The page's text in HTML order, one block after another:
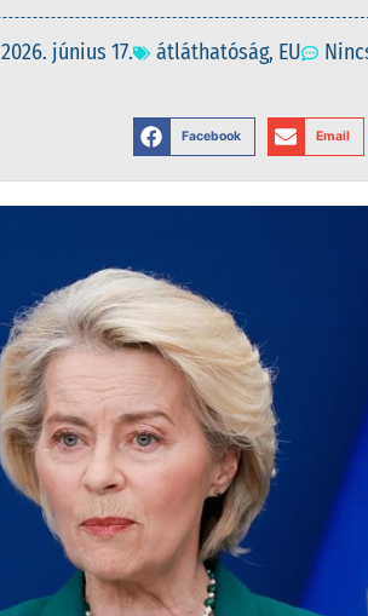
2026. június 17. átláthatóság, EU
Facebook Email